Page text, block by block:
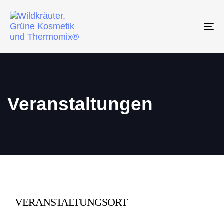
Veranstaltungen
VERANSTALTUNGSORT